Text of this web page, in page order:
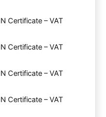
Certificate – VAT
Certificate – VAT
Certificate – VAT
Certificate – VAT